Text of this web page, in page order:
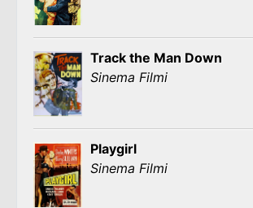
Track the Man Down
Sinema Filmi
Playgirl
Sinema Filmi